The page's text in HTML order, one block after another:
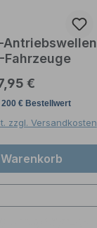
Antriebswellen
Fahrzeuge
Preis:
€
zzgl. Versandkosten